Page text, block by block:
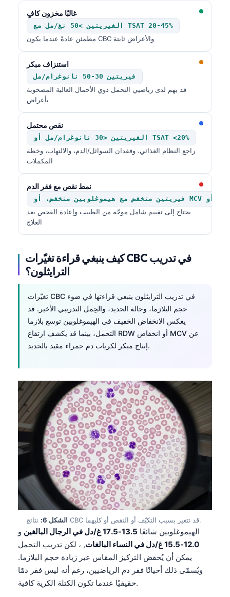
غالبًا مخزون كافٍ
الفيريتين >50 نغ/مل مع TSAT 20-45%
مطمئن عادةً عندما يكون CBC والأعراض ثابتة
استنزاف مبكر
فيريتين 30-50 نانوغرام/مل
قد يهم لدى رياضيي التحمل ذوي الأحمال العالية المصحوبة
بأعراض
نقص محتمل
الفيريتين <30 نانوغرام/مل أو TSAT <20%
راجع النظام الغذائي، وفقدان السوائل/الدم، والالتهاب، وخطة
المكملات
نمط نقص مع فقر الدم
يحتاج إلى تقييم شامل موجّه من الطبيب وإعادة الفحص بعد
العلاج
كيف ينبغي قراءة تغيّرات CBC في تدريب
الترايثلون؟
تغيّرات CBC في تدريب الترايثلون ينبغي قراءتها في ضوء
حجم البلازما، وحالة الحديد، والحِمل التدريبي الأخير. قد
يعكس الانخفاض الخفيف في الهيموغلوبين توسع بلازما
التحمل، بينما قد يكشف ارتفاع RDW أو انخفاض MCV عن
إنتاج مبكر لكريات دم حمراء مقيد بالحديد.
الشكل 6: نتائج CBC قد تتغير بسبب التكيّف أو النقص أو كليهما.
الهيموغلوبين شائعًا 13.5-17.5 غ/دل في الرجال البالغين
و
12.0-15.5 غ/دل في النساء البالغات
, ، لكن تدريب التحمل
يمكن أن يُخفض التركيز المقاس عبر زيادة حجم البلازما.
ويُسمّى ذلك أحيانًا فقر دم الرياضيين، رغم أنه ليس فقر دمًا
حقيقيًا عندما تكون الكتلة الكرية كافية.
Basa Jawa
Cebuano
ئۇيغۇرچە
Кыргызча
Татар теле
Беларуская мова
Esperanto
Frysk
Ślōnskŏ gŏdka
Norsk bokmål